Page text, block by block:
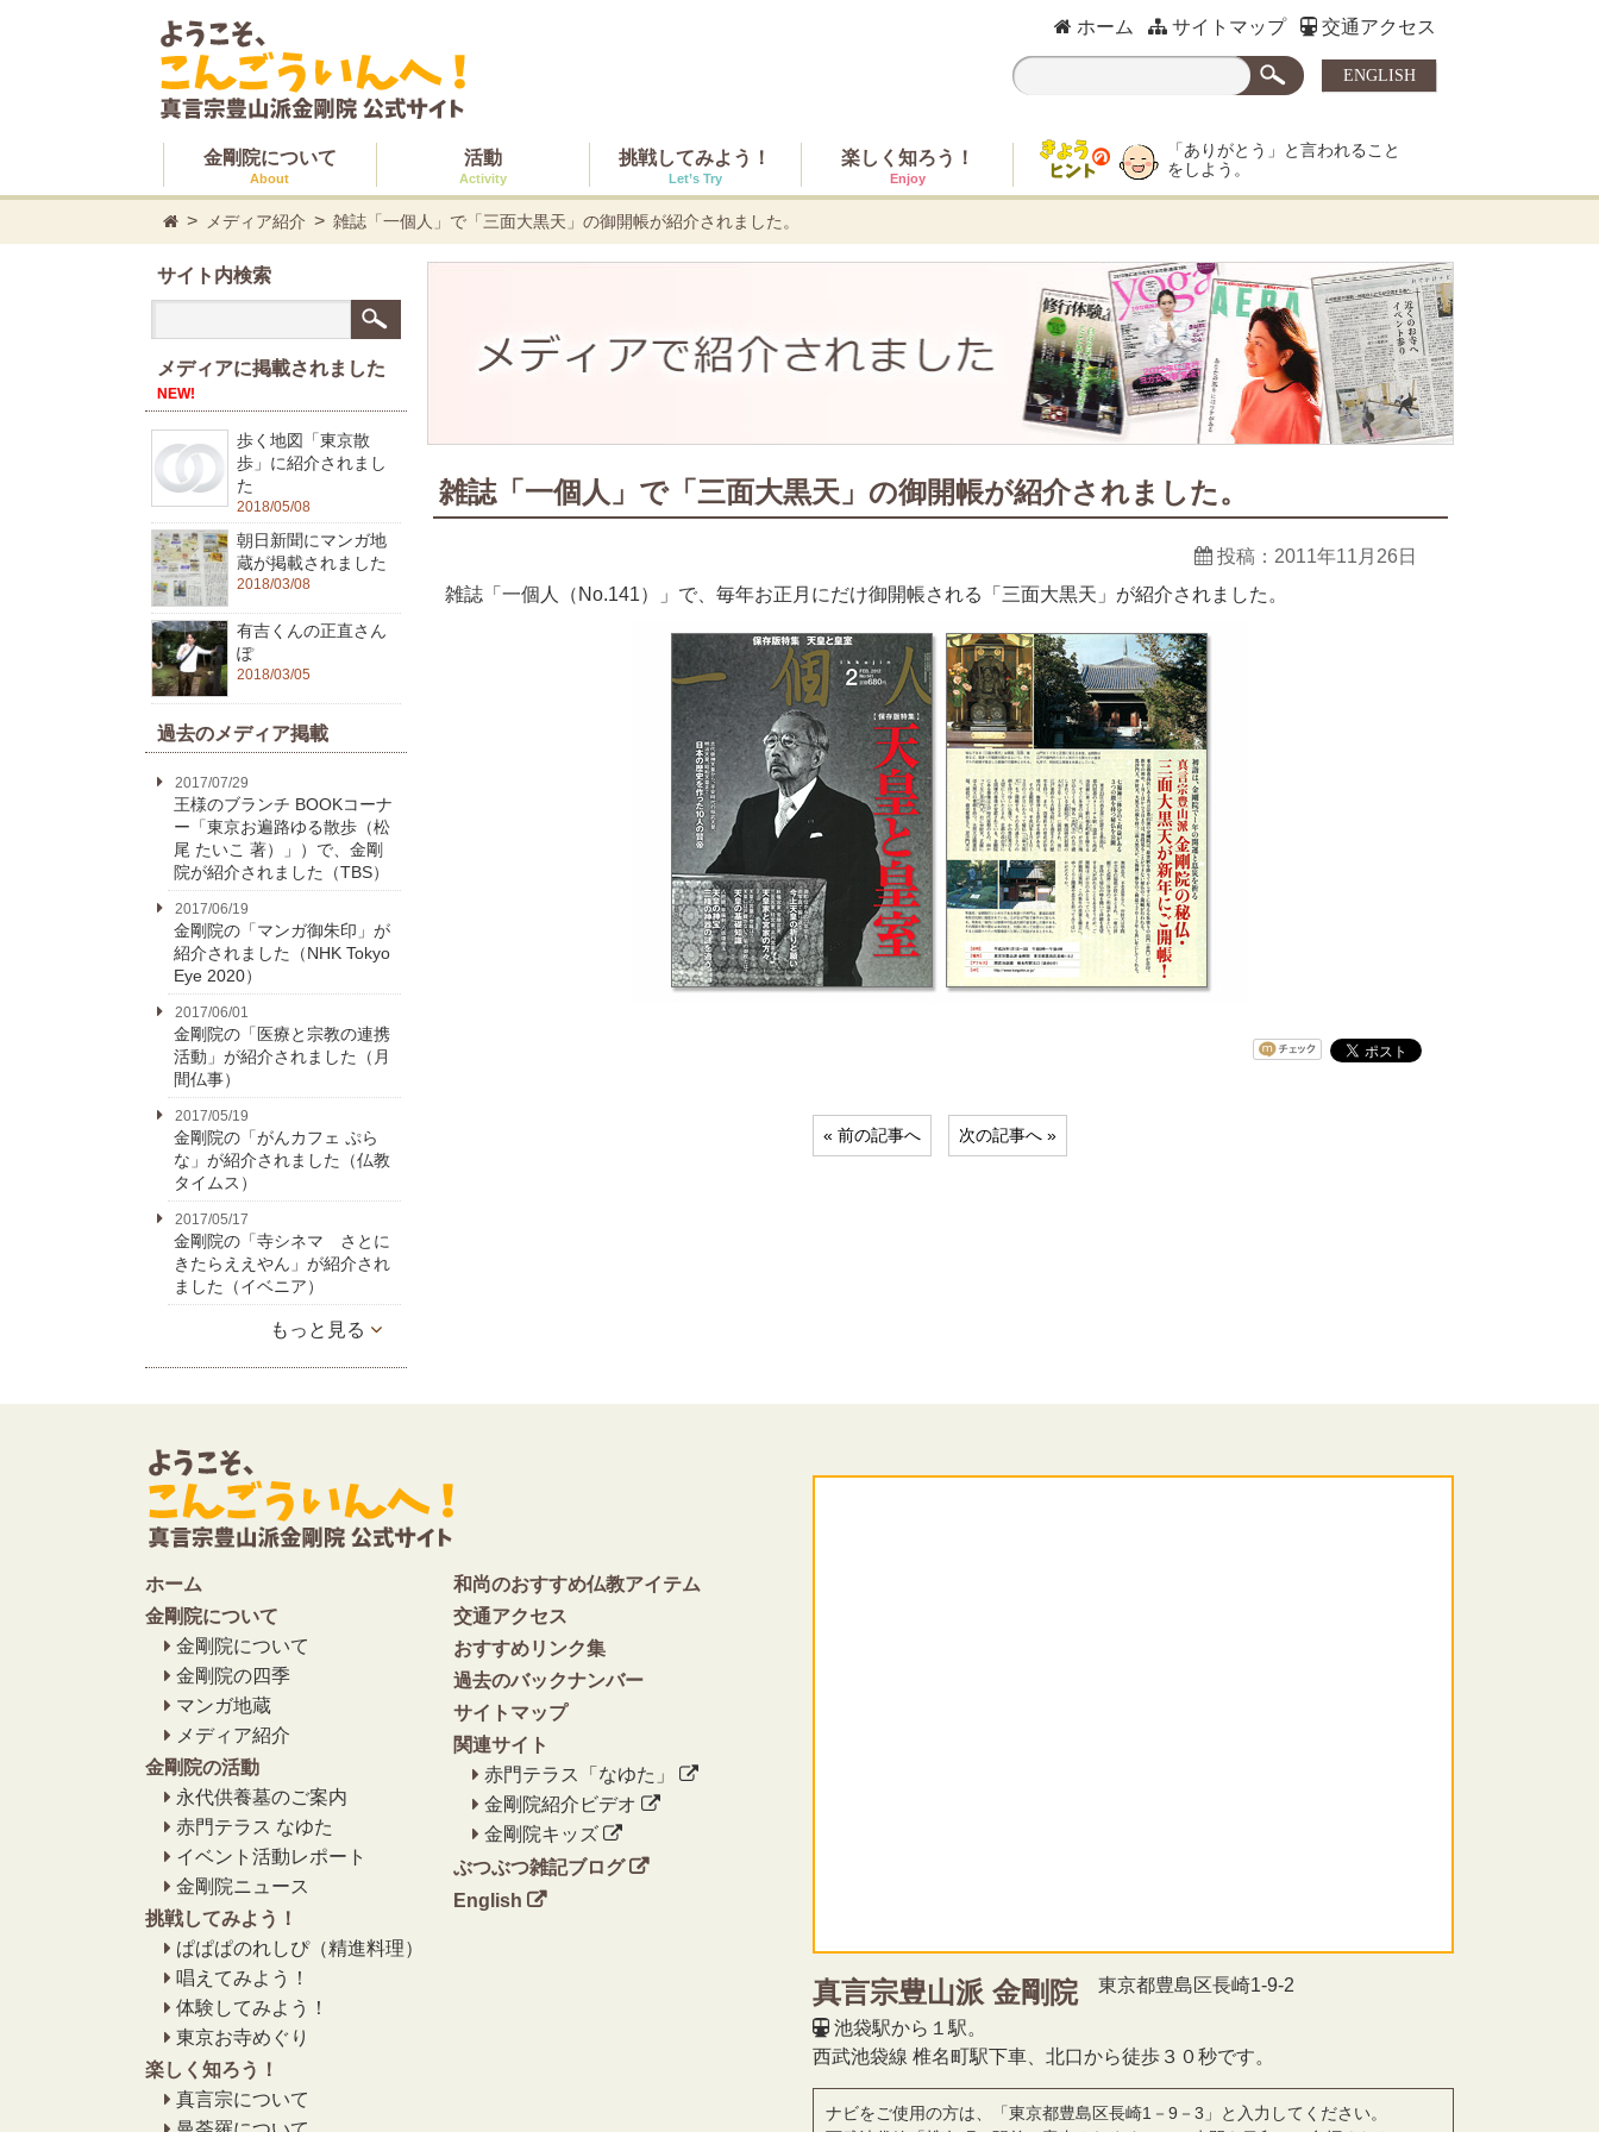
ホーム サイトマップ 交通アクセス
ENGLISH
金剛院について
About
活動
Activity
挑戦してみよう！
Let’s Try
楽しく知ろう！
Enjoy
「ありがとう」と言われること
をしよう。
メディア紹介 雑誌「一個人」で「三面大黒天」の御開帳が紹介されました。
雑誌「一個人」で「三面大黒天」の御開帳が紹介されました。
投稿：2011年11月26日
雑誌「一個人（No.141）」で、毎年お正月にだけ御開帳される「三面大黒天」が紹介されました。
« 前の記事へ 次の記事へ »
サイト内検索
メディアに掲載されました
NEW!
歩く地図「東京散
歩」に紹介されまし
た
2018/05/08
朝日新聞にマンガ地
蔵が掲載されました
2018/03/08
有吉くんの正直さん
ぽ
2018/03/05
過去のメディア掲載
2017/07/29
王様のブランチ BOOKコーナ
ー「東京お遍路ゆる散歩（松
尾 たいこ 著）」）で、金剛
院が紹介されました（TBS）
2017/06/19
金剛院の「マンガ御朱印」が
紹介されました（NHK Tokyo
Eye 2020）
2017/06/01
金剛院の「医療と宗教の連携
活動」が紹介されました（月
間仏事）
2017/05/19
金剛院の「がんカフェ ぷら
な」が紹介されました（仏教
タイムス）
2017/05/17
金剛院の「寺シネマ さとに
きたらええやん」が紹介され
ました（イベニア）
もっと見る
真言宗豊山派 金剛院 東京都豊島区長崎1-9-2
池袋駅から１駅。
西武池袋線 椎名町駅下車、北口から徒歩３０秒です。
ナビをご使用の方は、「東京都豊島区長崎1－9－3」と入力してください。
ホーム
金剛院について
金剛院について
金剛院の四季
マンガ地蔵
メディア紹介
金剛院の活動
永代供養墓のご案内
赤門テラス なゆた
イベント活動レポート
金剛院ニュース
挑戦してみよう！
ぱぱぱのれしぴ（精進料理）
唱えてみよう！
体験してみよう！
東京お寺めぐり
楽しく知ろう！
真言宗について
和尚のおすすめ仏教アイテム
交通アクセス
おすすめリンク集
過去のバックナンバー
サイトマップ
関連サイト
赤門テラス「なゆた」
金剛院紹介ビデオ
金剛院キッズ
ぶつぶつ雑記ブログ
English